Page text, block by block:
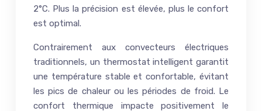
2°C. Plus la précision est élevée, plus le confort
est optimal.
Contrairement aux convecteurs électriques
traditionnels, un thermostat intelligent garantit
une température stable et confortable, évitant
les pics de chaleur ou les périodes de froid. Le
confort thermique impacte positivement le